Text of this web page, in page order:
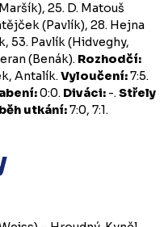
25. D. Matouš
(Pavlík), 28. Hejna
53. Pavlík (Hidveghy,
(Benák). Rozhodčí:
Antalík.Vyloučení:7:5.
0:0. Diváci: -.Střely
utkání:7:0, 7:1.